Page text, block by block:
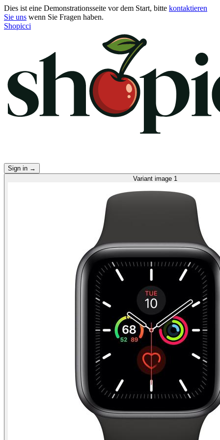
Dies ist eine Demonstrationsseite vor dem Start, bitte kontaktieren
Sie uns wenn Sie Fragen haben.
Shopicci
Sign in →
Variant image 1